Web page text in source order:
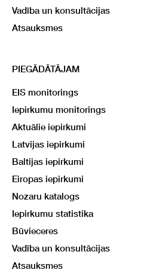
Vadība un konsultācijas
Atsauksmes
PIEGĀDĀTĀJAM
EIS monitorings
Iepirkumu monitorings
Aktuālie iepirkumi
Latvijas iepirkumi
Baltijas iepirkumi
Eiropas iepirkumi
Nozaru katalogs
Iepirkumu statistika
Būvieceres
Vadība un konsultācijas
Atsauksmes